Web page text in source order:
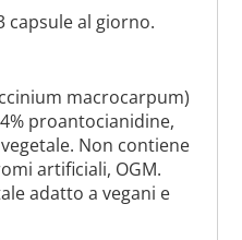
capsule al giorno.
macrocarpum)
proantocianidine,
Non contiene
artificiali, OGM.
adatto a vegani e